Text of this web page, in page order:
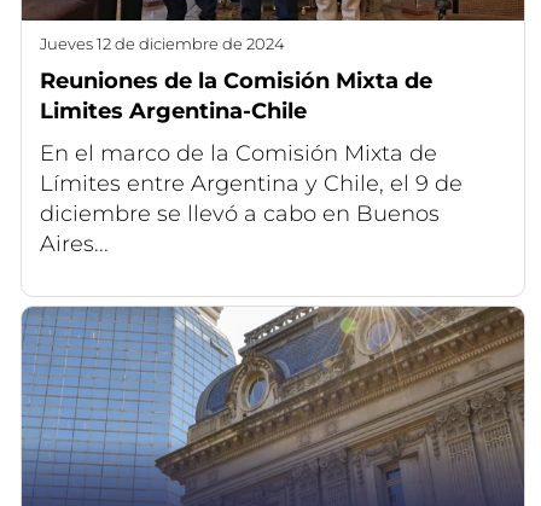
jueves 12 de diciembre de 2024
Reuniones de la Comisión Mixta de
Limites Argentina-Chile
En el marco de la Comisión Mixta de
Límites entre Argentina y Chile, el 9 de
diciembre se llevó a cabo en Buenos
Aires...